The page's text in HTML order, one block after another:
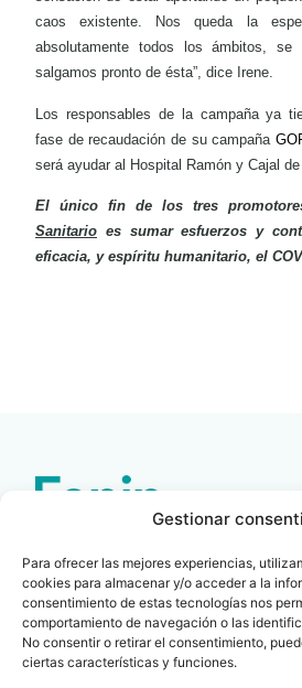
Gestionar
Para ofrecer las mejores experiencias,
cookies para almacenar y/o acceder a la
consentimiento de estas tecnologías nos
comportamiento de navegación o las
No consentir o retirar el consentimiento,
ciertas características y funciones.
caos existente. Nos queda la
absolutamente todos los ámbitos, se
salgamos pronto de ésta”, dice Irene.
Los responsables de la campaña ya
fase de recaudación de su campaña
será ayudar al Hospital Ramón y Cajal de
El único fin de los tres
Sanitario es sumar esfuerzos y
eficacia, y espíritu humanitario, el
info@fenin.es
C/ Villanueva, 20 - 1-
28001
915 759 800
1º,